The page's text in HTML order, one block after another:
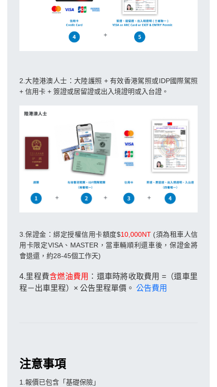
2.大陸港澳人士：大陸護照 + 有效香港駕照或IDP國際駕照
+ 信用卡 + 簽證或居留證或出入境證明或入台證。
3.保證金：綁定授權信用卡額度$10,000NT(須為租車人信
用卡限定VISA、MASTER，當車輛順利還車後，保證金將
會退還，約28-45個工作天)
4.里程費含燃油費用 ： 還車時將收取費用 =（還車里
程－出車里程）× 公告里程單價。 公告費用
注意事項
1.報價已包含「基礎保險」